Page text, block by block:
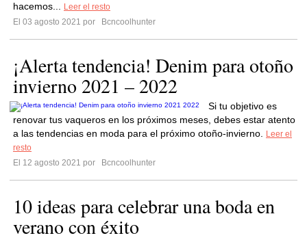
hacemos...
Leer el resto
El 03 agosto 2021 por
Bcncoolhunter
¡Alerta tendencia! Denim para otoño
invierno 2021 – 2022
Si tu objetivo es
renovar tus vaqueros en los próximos meses, debes estar atento
a las tendencias en moda para el próximo otoño-invierno.
Leer el
resto
El 12 agosto 2021 por
Bcncoolhunter
10 ideas para celebrar una boda en
verano con éxito